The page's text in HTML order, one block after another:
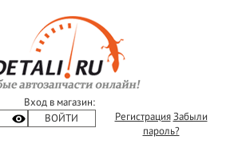
Вход в магазин:
Регистрация Забыли
пароль?